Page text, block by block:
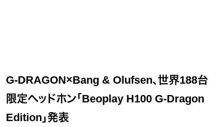
G-DRAGON×Bang & Olufsen、世界188台
限定ヘッドホン「Beoplay H100 G-Dragon
Edition」発表